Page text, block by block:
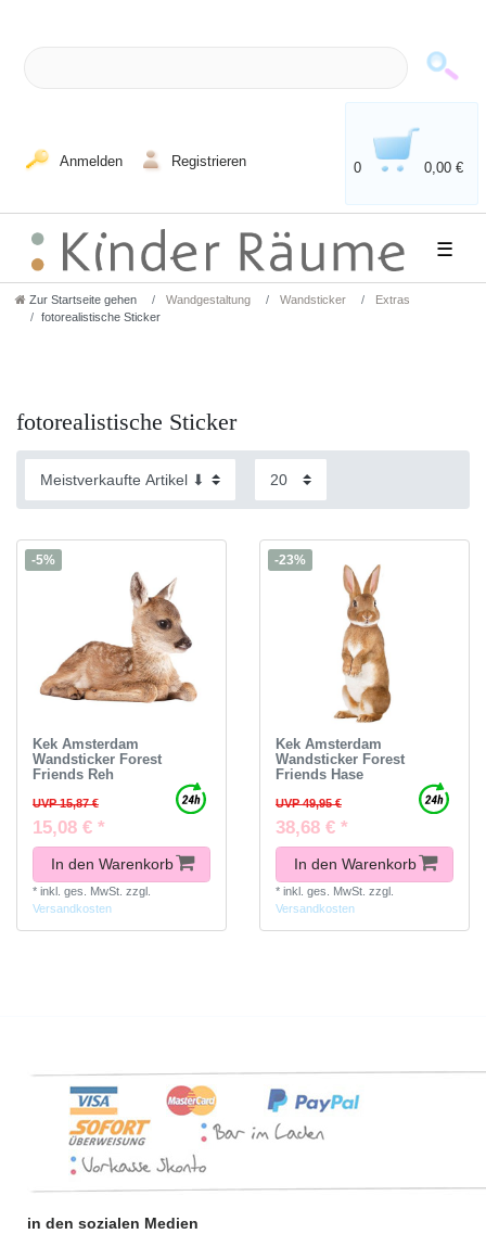
Anmelden Registrieren 0 0,00 €
☰
Zur Startseite gehen Wandgestaltung Wandsticker
Extras
fotorealistische Sticker
fotorealistische Sticker
-5%
Kek Amsterdam
Wandsticker Forest
Friends Reh
UVP 15,87 €
15,08 € *
In den Warenkorb
* inkl. ges. MwSt. zzgl.
Versandkosten
-23%
Kek Amsterdam
Wandsticker Forest
Friends Hase
UVP 49,95 €
38,68 € *
In den Warenkorb
* inkl. ges. MwSt. zzgl.
Versandkosten
in den sozialen Medien